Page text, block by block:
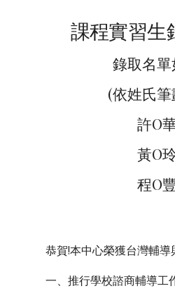
課程實習生
錄取名
(依姓氏筆
許O
黃O
程O豐
恭賀!本中心榮獲台灣輔
一、推行學校諮商輔